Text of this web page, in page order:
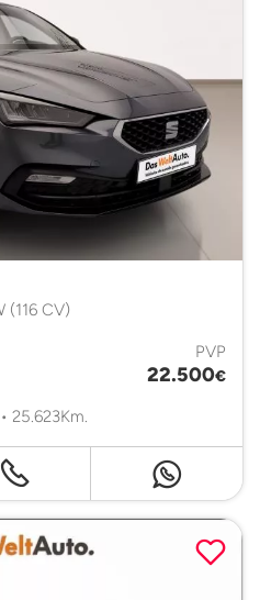
(116 CV)
PVP
22.500€
25.623Km.